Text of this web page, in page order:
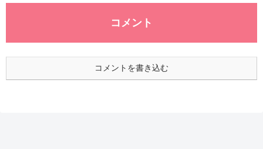
コメント
コメントを書き込む